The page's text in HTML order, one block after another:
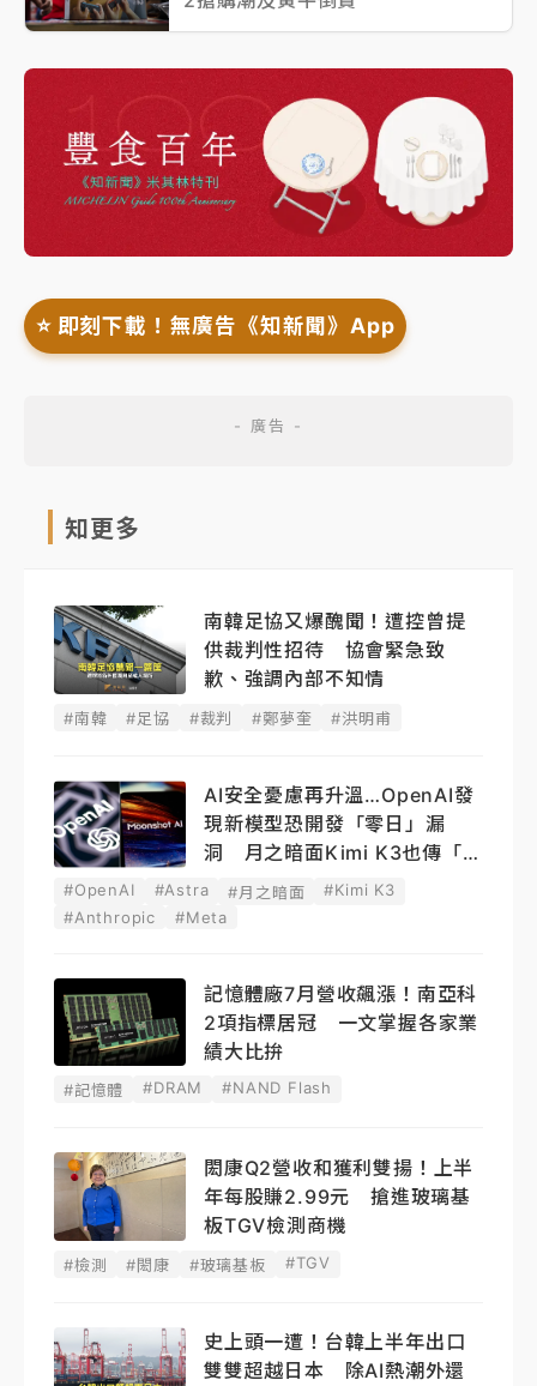
⭐️ 即刻下載！無廣告《知新聞》App
知更多
南韓足協又爆醜聞！遭控曾提
供裁判性招待 協會緊急致
歉、強調內部不知情
#南韓 #足協 #裁判 #鄭夢奎 #洪明甫
AI安全憂慮再升溫…OpenAI發
現新模型恐開發「零日」漏
洞 月之暗面Kimi K3也傳「越
獄」
#OpenAI #Astra #月之暗面
#Kimi K3
#Anthropic
#Meta
記憶體廠7月營收飆漲！南亞科
2項指標居冠 一文掌握各家業
績大比拚
#記憶體 #DRAM #NAND Flash
閎康Q2營收和獲利雙揚！上半
年每股賺2.99元 搶進玻璃基
板TGV檢測商機
#檢測 #閎康 #玻璃基板 #TGV
史上頭一遭！台韓上半年出口
雙雙超越日本 除AI熱潮外還